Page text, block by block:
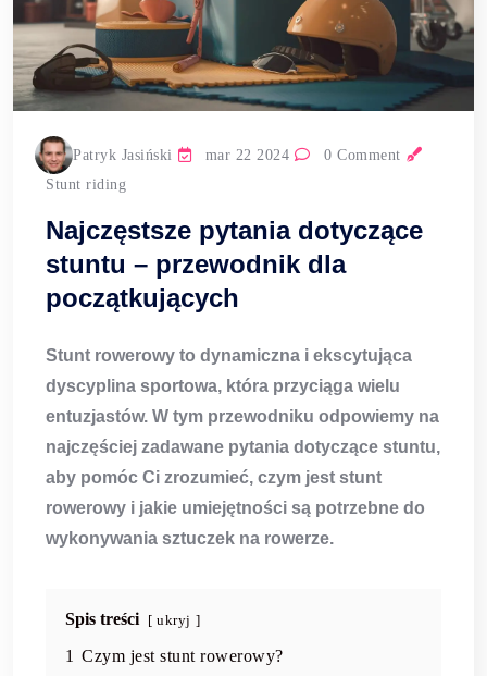
Patryk Jasiński mar 22 2024
0 Comment
Stunt riding
Najczęstsze pytania dotyczące
stuntu – przewodnik dla
początkujących
Stunt rowerowy to dynamiczna i ekscytująca
dyscyplina sportowa, która przyciąga wielu
entuzjastów. W tym przewodniku odpowiemy na
najczęściej zadawane pytania dotyczące stuntu,
aby pomóc Ci zrozumieć, czym jest stunt
rowerowy i jakie umiejętności są potrzebne do
wykonywania sztuczek na rowerze.
Spis treści ukryj
1 Czym jest stunt rowerowy?